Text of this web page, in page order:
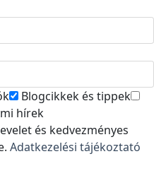
Blogcikkek és tippek
hírek
és kedvezményes
Adatkezelési tájékoztató